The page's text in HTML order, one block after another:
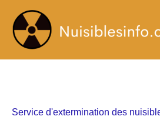
contenu
Service d'extermination des